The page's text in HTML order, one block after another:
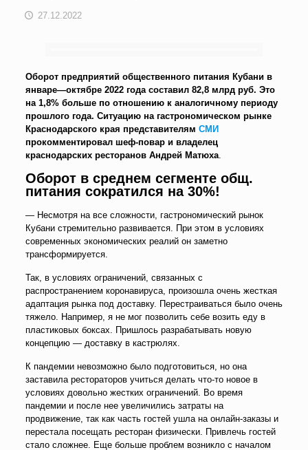
27.12.2022
Оборот предприятий общественного питания Кубани в
январе—октябре 2022 года составил 82,8 млрд руб. Это
на 1,8% больше по отношению к аналогичному периоду
прошлого года. Ситуацию на гастрономическом рынке
Краснодарского края представителям СМИ
прокомментировал шеф-повар и владелец
краснодарских ресторанов Андрей Матюха.
Оборот в среднем сегменте общ.
питания сократился на 30%!
— Несмотря на все сложности, гастрономический рынок
Кубани стремительно развивается. При этом в условиях
современных экономических реалий он заметно
трансформируется.
Так, в условиях ограничений, связанных с
распространением коронавируса, произошла очень жесткая
адаптация рынка под доставку. Перестраиваться было очень
тяжело. Например, я не мог позволить себе возить еду в
пластиковых боксах. Пришлось разрабатывать новую
концепцию — доставку в кастрюлях.
К пандемии невозможно было подготовиться, но она
заставила рестораторов учиться делать что-то новое в
условиях довольно жестких ограничений. Во время
пандемии и после нее увеличились затраты на
продвижение, так как часть гостей ушла на онлайн-заказы и
перестала посещать ресторан физически. Привлечь гостей
стало сложнее. Еще больше проблем возникло с началом